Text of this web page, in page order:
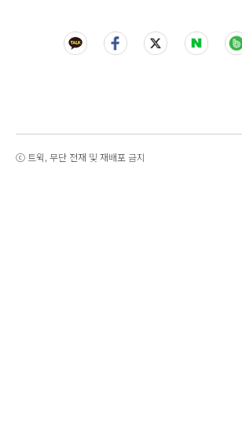
ⓒ 트윅, 무단 전재 및 재배포 금지